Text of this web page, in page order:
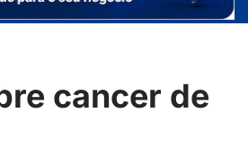
cancer de